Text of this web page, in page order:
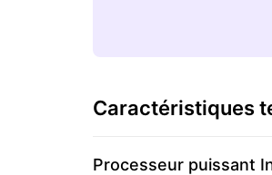
Caractéristiques
Processeur puissant